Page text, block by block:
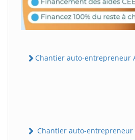
Chantier auto-entrepreneur
Chantier auto-entrepreneur